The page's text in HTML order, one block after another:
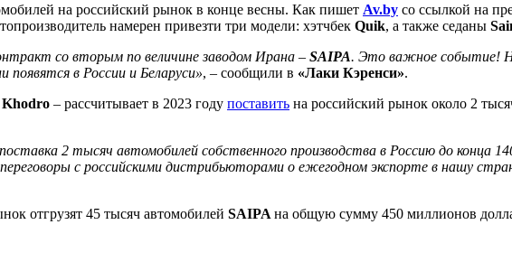
на российский рынок в конце весны. Как пишет Av.by со ссылкой на
намерен привезти три модели: хэтчбек Quik, а также седаны
со вторым по величине заводом Ирана – SAIPA. Это важное событие!
в России и Беларуси», – сообщили в «Лаки Кэренси».
– рассчитывает в 2023 году поставить на российский рынок около 2
2 тысяч автомобилей собственного производства в Россию до конца
с российскими дистрибьюторами о ежегодном экспорте в нашу
отгрузят 45 тысяч автомобилей SAIPA на общую сумму 450 миллионов